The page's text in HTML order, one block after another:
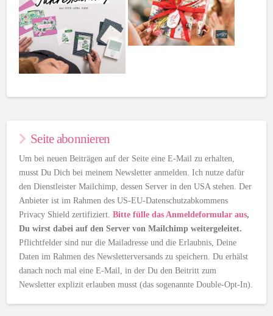
Seite abonnieren
Um bei neuen Beiträgen auf der Seite eine E-Mail zu erhalten,
musst Du Dich bei meinem Newsletter anmelden. Ich nutze dafür
den Dienstleister Mailchimp, dessen Server in den USA stehen. Der
Anbieter ist im Rahmen des US-EU-Datenschutzabkommens
Privacy Shield zertifiziert.Bitte fülle das Anmeldeformular aus,
Du wirst dabei auf den Server von Mailchimp weitergeleitet.
Pflichtfelder sind nur die Mailadresse und die Erlaubnis, Deine
Daten im Rahmen des Newsletterversands zu speichern. Du erhälst
danach noch mal eine E-Mail, in der Du den Beitritt zum
Newsletter explizit erlauben musst (das sogenannte Double-Opt-In).